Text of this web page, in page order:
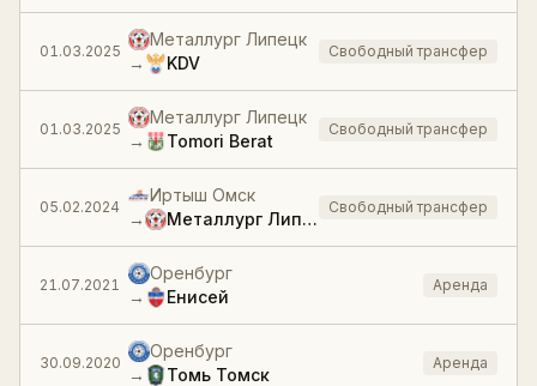
01.03.2025
Металлург Липецк
→
KDV
Свободный трансфер
01.03.2025
Металлург Липецк
→
Tomori Berat
Свободный трансфер
05.02.2024
Иртыш Омск
→
Металлург Липецк
Свободный трансфер
21.07.2021
Оренбург
→
Енисей
Аренда
30.09.2020
Оренбург
→
Томь Томск
Аренда